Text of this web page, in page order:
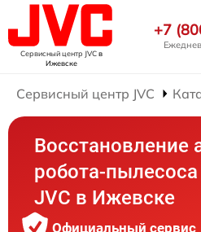
Сервисный центр JVCв
Ижевске
+7
Сервисный центр JVC
Восстановление
робота-пылесоса
JVC в Ижевске
Официальный сервис